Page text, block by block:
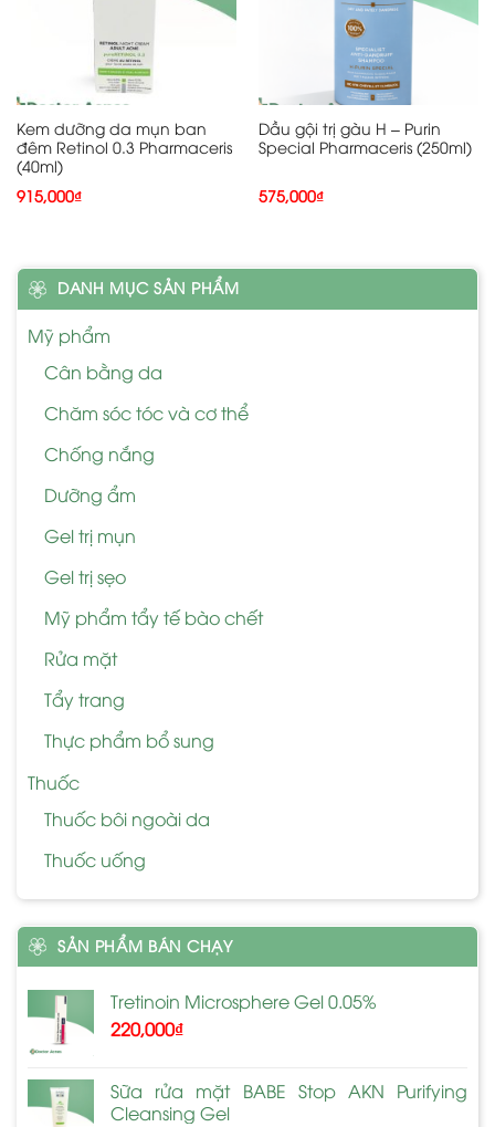
Kem dưỡng da mụn ban
đêm Retinol 0.3 Pharmaceris
(40ml)
915,000₫
Dầu gội trị gàu H – Purin
Special Pharmaceris (250ml)
575,000₫
DANH MỤC SẢN PHẨM
Mỹ phẩm
Cân bằng da
Chăm sóc tóc và cơ thể
Chống nắng
Dưỡng ẩm
Gel trị mụn
Gel trị sẹo
Mỹ phẩm tẩy tế bào chết
Rửa mặt
Tẩy trang
Thực phẩm bổ sung
Thuốc
Thuốc bôi ngoài da
Thuốc uống
SẢN PHẨM BÁN CHẠY
Tretinoin Microsphere Gel 0.05%
220,000₫
Sữa rửa mặt BABE Stop AKN Purifying
Cleansing Gel